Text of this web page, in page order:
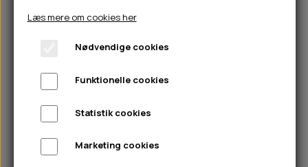
CHICOPEE
GODBIDSTASKE
HALSBÅND
🦴 GODBIDDER & SNACKS
🍖 SMAGSVARIANTER
🎾 LEGETØJ
TÆNDER, ØRE, ØJE, POTER & NÆSE
🐾 UDSTYR & KOMFORT
DRIKKEFLASKER/TERMOFLASKER
HUER OG VANTER
PINEWOOD SALES
TIL KAT
TILBUD
NYHEDER
ABONNEMENT
Læs mere om cookies her
Nødvendige cookies
Funktionelle cookies
Statistik cookies
Marketing cookies